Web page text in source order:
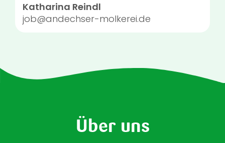
Katharina Reindl
job@andechser-molkerei.de
Über uns